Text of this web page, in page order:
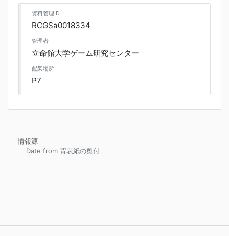
資料管理ID
RCGSa0018334
管理者
立命館大学ゲーム研究センター
配架場所
P7
情報源
Date from 背表紙の奥付